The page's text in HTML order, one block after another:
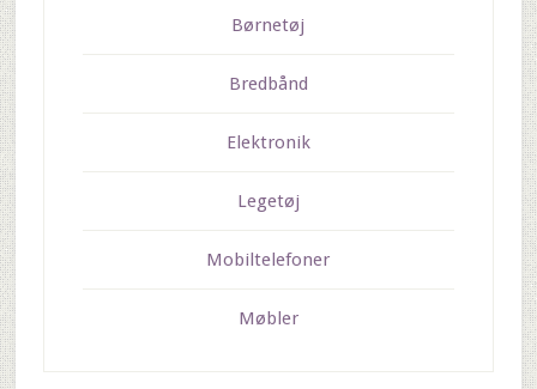
Børnetøj
Bredbånd
Elektronik
Legetøj
Mobiltelefoner
Møbler